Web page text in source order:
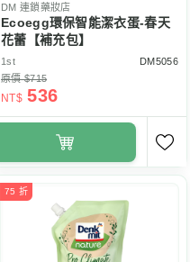
DM 連鎖藥妝店
Ecoegg環保智能潔衣蛋-春天
花蕾【補充包】
1st
DM5056
原價 $715
NT$ 536
75 折